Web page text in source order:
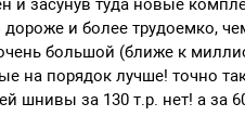
и засунув туда новые
дороже и более трудоемко,
большой (ближе к
на порядок лучше! точно
шнивы за 130 т.р. нет! а за